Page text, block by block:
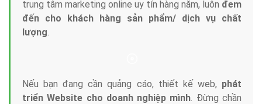
trung tâm marketing online uy tín hàng năm, luôn đem
đến cho khách hàng sản phẩm/ dịch vụ chất
lượng.
Nếu bạn đang cần quảng cáo, thiết kế web, phát
triển Website cho doanh nghiệp mình. Đừng chần